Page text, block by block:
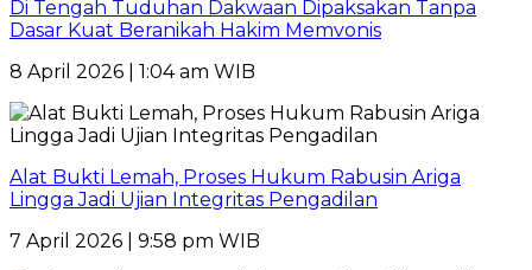
Di Tengah Tuduhan Dakwaan Dipaksakan Tanpa
Dasar Kuat Beranikah Hakim Memvonis
8 April 2026 | 1:04 am WIB
Alat Bukti Lemah, Proses Hukum Rabusin Ariga
Lingga Jadi Ujian Integritas Pengadilan
7 April 2026 | 9:58 pm WIB